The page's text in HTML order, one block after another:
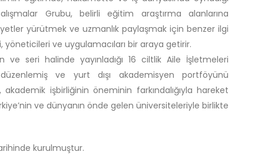
Grubu, belirli eğitim araştırma alanlarına
yürütmek ve uzmanlık paylaşmak için benzer ilgi
ve uygulamacıları bir araya getirir.
seri halinde yayınladığı 16 ciltlik Aile İşletmeleri
ve yurt dışı akademisyen portföyünü
işbirliğinin öneminin farkındalığıyla hareket
ve dünyanın önde gelen üniversiteleriyle birlikte
tarihinde kurulmuştur.